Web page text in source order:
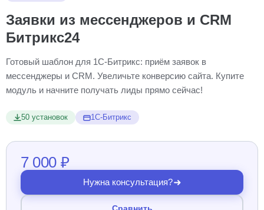
Заявки из мессенджеров и CRM
Битрикс24
Готовый шаблон для 1С-Битрикс: приём заявок в
мессенджеры и CRM. Увеличьте конверсию сайта. Купите
модуль и начните получать лиды прямо сейчас!
50 установок 1С-Битрикс
7 000 ₽
Нужна консультация?
Сравнить